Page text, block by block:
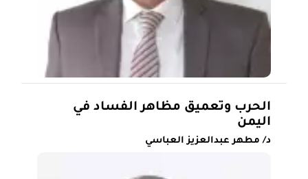
الحرب وتعميق مظاهر الفساد في
اليمن
د/ مطهر عبدالعزيز العباسي